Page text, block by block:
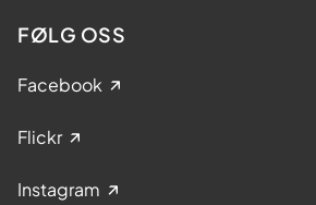
FØLG OSS
Facebook
Flickr
Instagram